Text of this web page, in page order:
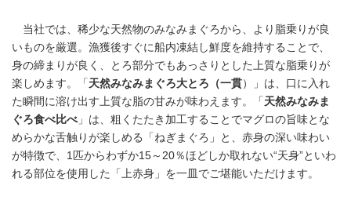
当社では、稀少な天然物のみなみまぐろから、より脂乗りが良
いものを厳選。漁獲後すぐに船内凍結し鮮度を維持することで、
身の締まりが良く、とろ部分でもあっさりとした上質な脂乗りが
楽しめます。「 天然みなみまぐろ大とろ（一貫）」は、口に入れ
た瞬間に溶け出す上質な脂の甘みが味わえます。「 天然みなみま
ぐろ食べ比べ」は、粗くたたき加工することでマグロの旨味とな
めらかな舌触りが楽しめる「ねぎまぐろ」と、赤身の深い味わい
が特徴で、1匹からわずか15～20％ほどしか取れない“天身”といわ
れる部位を使用した「上赤身」を一皿でご堪能いただけます。